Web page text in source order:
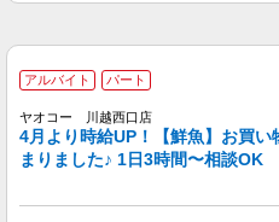
アルバイト パート
ヤオコー 川越西口店
スーパーマー
＜パート時
日・時間帯に
給1480円〜 ★
アルバイト パート
ヤオコー 川越西口店
4月より時給UP！【鮮魚】お買い
まりました♪ 1日3時間〜相談OK